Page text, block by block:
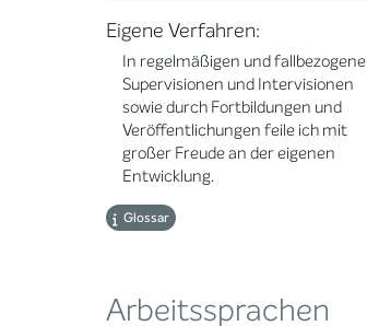
Eigene Verfahren:
In regelmäßigen und fallbezogene
Supervisionen und Intervisionen
sowie durch Fortbildungen und
Veröffentlichungen feile ich mit
großer Freude an der eigenen
Entwicklung.
Glossar
Arbeitssprachen